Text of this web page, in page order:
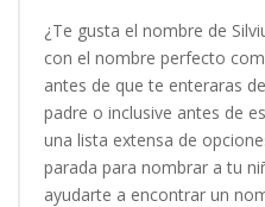
¿Te gusta el nombre de
con el nombre perfecto
antes de que te enteraras
padre o inclusive antes de
una lista extensa de
parada para nombrar a tu
ayudarte a encontrar un